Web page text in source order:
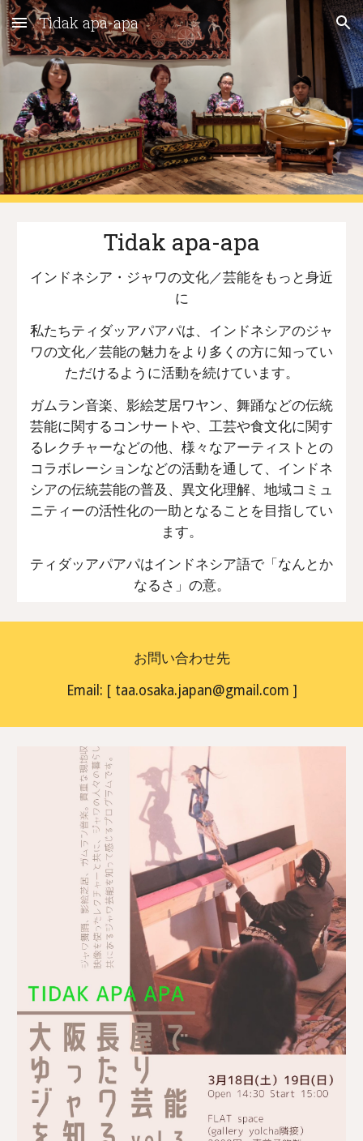
Skip to main content Skip to navigation
Tidak apa-apa
Tidak apa-apa
インドネシア・ジャワの文化／芸能をもっと身近
に
私たちティダッアパアパは、インドネシアのジャ
ワの文化／芸能の魅力をより多くの方に知ってい
ただけるように活動を続けています。
ガムラン音楽、影絵芝居ワヤン、舞踊などの伝統
芸能に関するコンサートや、工芸や食文化に関す
るレクチャーなどの他、様々なアーティストとの
コラボレーションなどの活動を通して、インドネ
シアの伝統芸能の普及、異文化理解、地域コミュ
ニティーの活性化の一助となることを目指してい
ます。
ティダッアパアパはインドネシア語で「なんとか
なるさ」の意。
お問い合わせ先
Email: [ taa.osaka.japan@gmail.com ]